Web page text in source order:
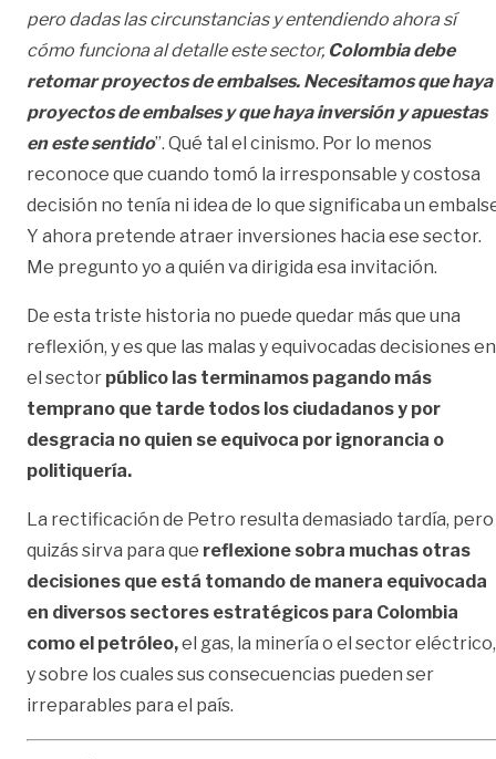
pero dadas las circunstancias y entendiendo ahora sí
cómo funciona al detalle este sector, Colombia debe
retomar proyectos de embalses. Necesitamos que haya
proyectos de embalses y que haya inversión y apuestas
en este sentido”. Qué tal el cinismo. Por lo menos
reconoce que cuando tomó la irresponsable y costosa
decisión no tenía ni idea de lo que significaba un
Y ahora pretende atraer inversiones hacia ese sector.
Me pregunto yo a quién va dirigida esa invitación.
De esta triste historia no puede quedar más que una
reflexión, y es que las malas y equivocadas decisiones en
el sector público las terminamos pagando más
temprano que tarde todos los ciudadanos y por
desgracia no quien se equivoca por ignorancia o
politiquería.
La rectificación de Petro resulta demasiado tardía, pero
quizás sirva para que reflexione sobra muchas otras
decisiones que está tomando de manera equivocada
en diversos sectores estratégicos para Colombia
como el petróleo,el gas, la minería o el sector eléctrico,
y sobre los cuales sus consecuencias pueden ser
irreparables para el país.